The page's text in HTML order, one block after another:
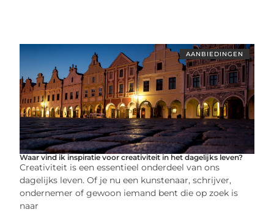
AANBIEDINGEN
Waar vind ik inspiratie voor creativiteit in het dagelijks leven?
Creativiteit is een essentieel onderdeel van ons
dagelijks leven. Of je nu een kunstenaar, schrijver,
ondernemer of gewoon iemand bent die op zoek is
naar